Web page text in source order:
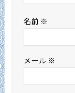
名前 ※
メール ※